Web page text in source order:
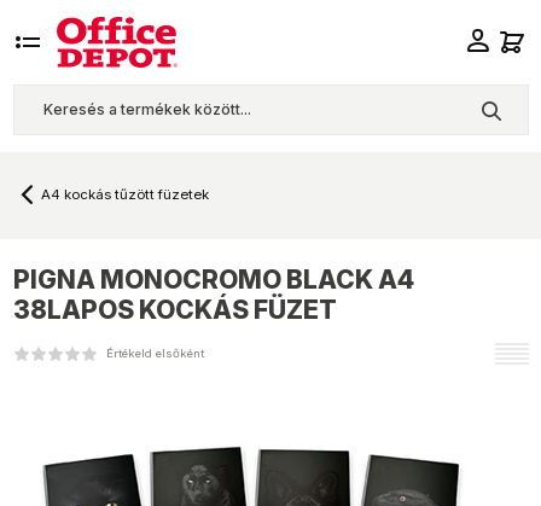
A4 kockás tűzött füzetek
PIGNA MONOCROMO BLACK A4
38LAPOS KOCKÁS FÜZET
Értékeld elsőként